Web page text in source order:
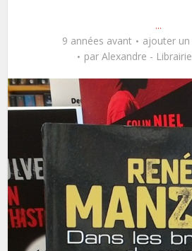
...
9 années avant
ajouter
par Alexandre -